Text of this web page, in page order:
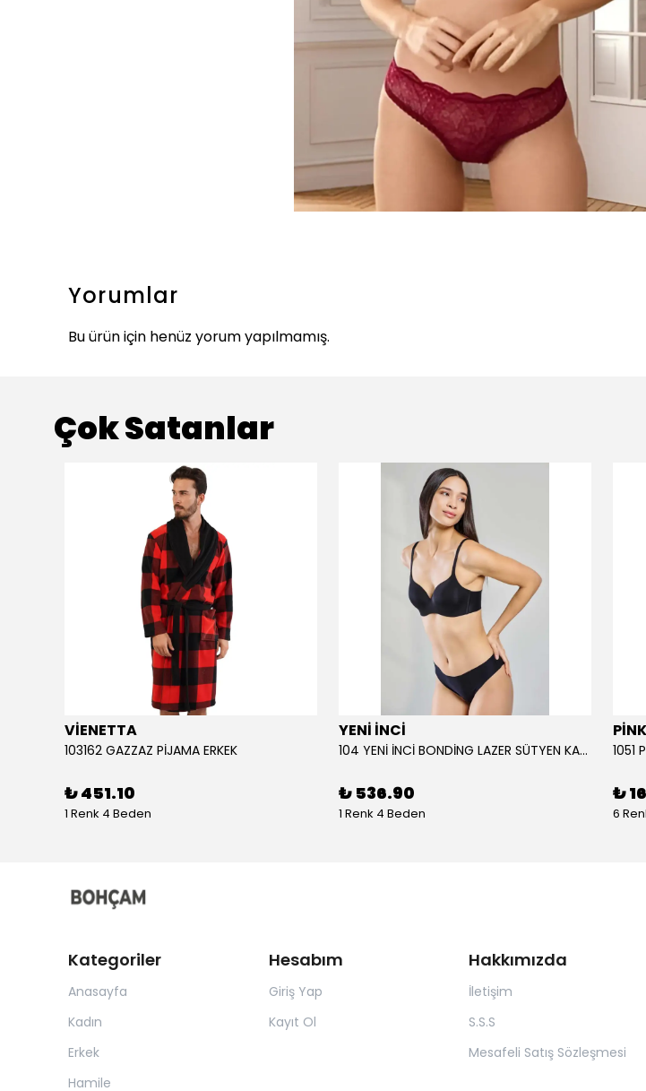
Yorumlar
Bu ürün için henüz yorum yapılmamış.
Çok Satanlar
VİENETTA
103162 GAZZAZ PİJAMA ERKEK
₺ 451.10
1 Renk 4 Beden
YENİ İNCİ
104 YENİ İNCİ BONDİNG LAZER SÜTYEN KADIN
₺ 536.90
1 Renk 4 Beden
₺
6
Kategoriler
Anasayfa
Kadın
Erkek
Hamile
Hesabım
Giriş Yap
Kayıt Ol
Hakkımızda
İletişim
S.S.S
Mesafeli Satış Sözleşmesi